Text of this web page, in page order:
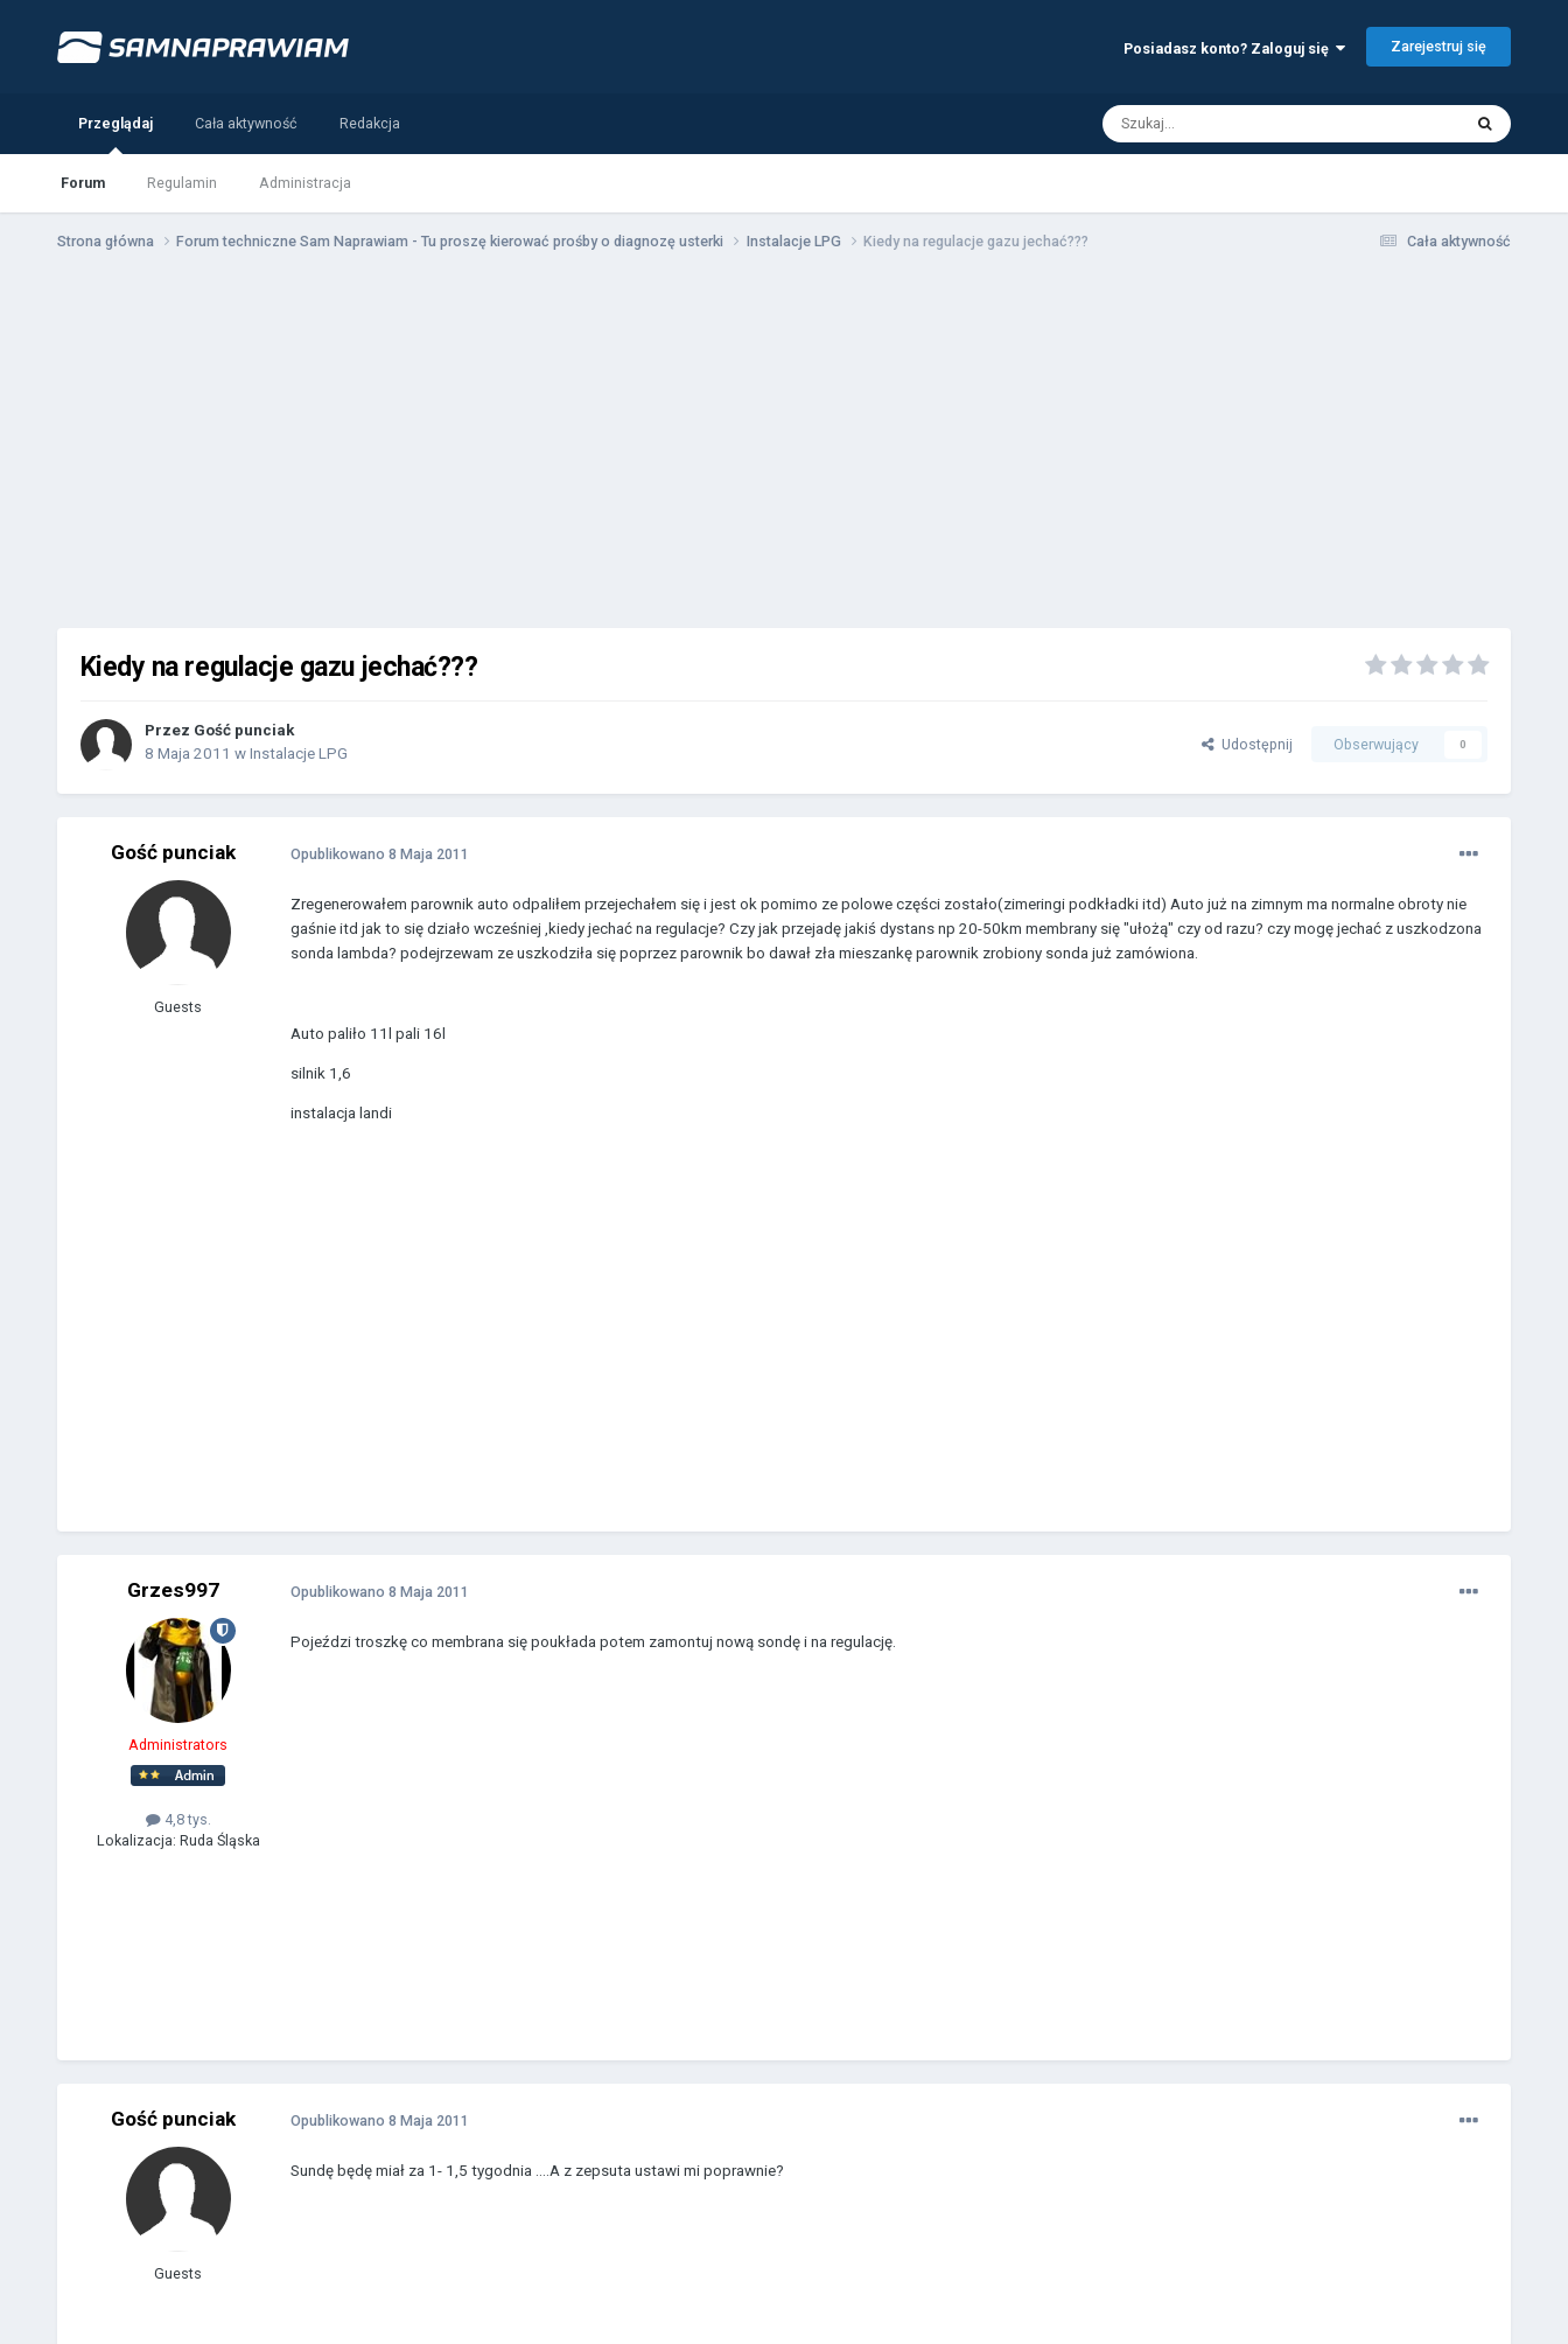
Posiadasz konto? Zaloguj się Zarejestruj się
Przeglądaj
Forum Regulamin Administracja
Cała aktywność Redakcja
Cała aktywność
Strona główna Forum techniczne Sam Naprawiam - Tu proszę kierować prośby o diagnozę usterki Instalacje LPG Kiedy na regulacje gazu jechać???
Kiedy na regulacje gazu jechać???
Przez Gość punciak
8 Maja 2011 w Instalacje LPG Udostępnij Obserwujący 0
Gość punciak
Guests
Opublikowano 8 Maja 2011
Zregenerowałem parownik auto odpaliłem przejechałem się i jest ok pomimo ze polowe części zostało(zimeringi podkładki itd) Auto już na zimnym ma normalne obroty nie
gaśnie itd jak to się działo wcześniej ,kiedy jechać na regulacje? Czy jak przejadę jakiś dystans np 20-50km membrany się "ułożą" czy od razu? czy mogę jechać z uszkodzona
sonda lambda? podejrzewam ze uszkodziła się poprzez parownik bo dawał zła mieszankę parownik zrobiony sonda już zamówiona.
Auto paliło 11l pali 16l
silnik 1,6
instalacja landi
Grzes997
Administrators
4,8 tys.
Lokalizacja: Ruda Śląska
Opublikowano 8 Maja 2011
Pojeździ troszkę co membrana się poukłada potem zamontuj nową sondę i na regulację.
Gość punciak
Guests
Opublikowano 8 Maja 2011
Sundę będę miał za 1- 1,5 tygodnia ....A z zepsuta ustawi mi poprawnie?